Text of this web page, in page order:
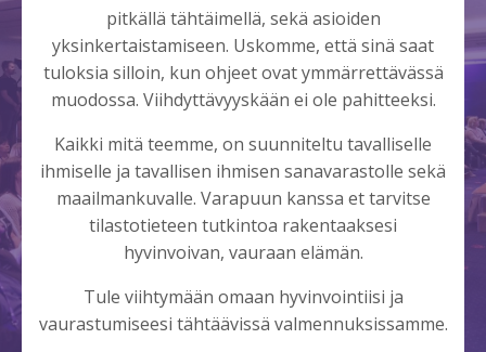
pitkällä tähtäimellä, sekä asioiden
yksinkertaistamiseen. Uskomme, että sinä saat
tuloksia silloin, kun ohjeet ovat ymmärrettävässä
muodossa. Viihdyttävyyskään ei ole pahitteeksi.
Kaikki mitä teemme, on suunniteltu tavalliselle
ihmiselle ja tavallisen ihmisen sanavarastolle sekä
maailmankuvalle. Varapuun kanssa et tarvitse
tilastotieteen tutkintoa rakentaaksesi
hyvinvoivan, vauraan elämän.
Tule viihtymään omaan hyvinvointiisi ja
vaurastumiseesi tähtäävissä valmennuksissamme.